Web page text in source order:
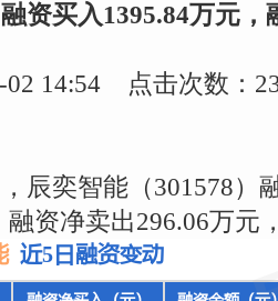
资买入1395.84万元，
02 14:54 点击次数：
辰奕智能（301578）
资净卖出296.06万元